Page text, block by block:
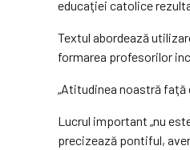
educaţiei catolice
Textul abordează
formarea profesorilor
„Atitudinea noastră
Lucrul important „nu
precizează pontiful,